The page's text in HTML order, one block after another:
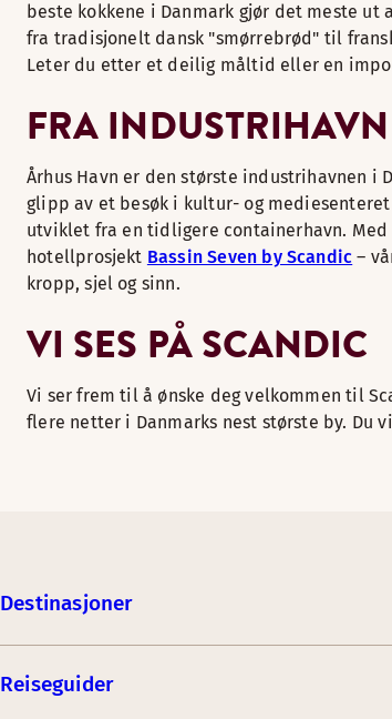
beste kokkene i Danmark gjør det meste ut
fra tradisjonelt dansk "smørrebrød" til
Leter du etter et deilig måltid eller en
FRA
Århus Havn er den største industrihavnen i
glipp av et besøk i kultur- og
utviklet fra en tidligere containerhavn.
hotellprosjekt Bassin Seven by Scandic –
kropp, sjel og sinn.
VI SES PÅ SCANDIC
Vi ser frem til å ønske deg velkommen til
flere netter i Danmarks nest største by. Du
Destinasjoner
Reiseguider